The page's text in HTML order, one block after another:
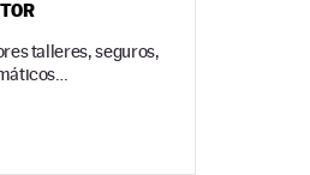
talleres, seguros,